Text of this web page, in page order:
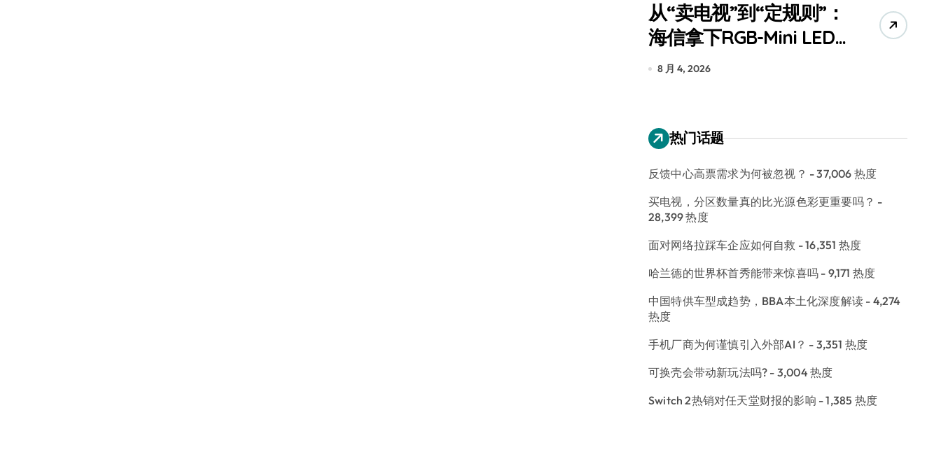
从“卖电视”到“定规则”：
海信拿下RGB-Mini LED
全球话语权
8 月 4, 2026
热门话题
反馈中心高票需求为何被忽视？ - 37,006 热度
买电视，分区数量真的比光源色彩更重要吗？ -
28,399 热度
面对网络拉踩车企应如何自救 - 16,351 热度
哈兰德的世界杯首秀能带来惊喜吗 - 9,171 热度
中国特供车型成趋势，BBA本土化深度解读 - 4,274
热度
手机厂商为何谨慎引入外部AI？ - 3,351 热度
可换壳会带动新玩法吗? - 3,004 热度
Switch 2热销对任天堂财报的影响 - 1,385 热度